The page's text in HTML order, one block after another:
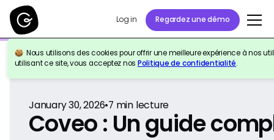
Log in Regardez une démo
Nous utilisons des cookies pour offrir une meilleure expérience à nos
utilisant ce site, vous acceptez nos Politique de confidentialité.
Retour à la référence
January 30, 2026•7 min lecture
Coveo : Un guide